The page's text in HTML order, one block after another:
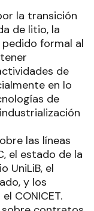
la transición
de litio, la
pedido formal al
de
en lo
de
las líneas
el estado de la
UniLiB, el
y los
CONICET.